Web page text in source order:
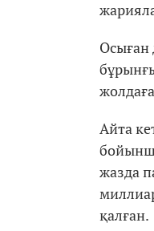
Осыған
Айта
жазда
қалған.